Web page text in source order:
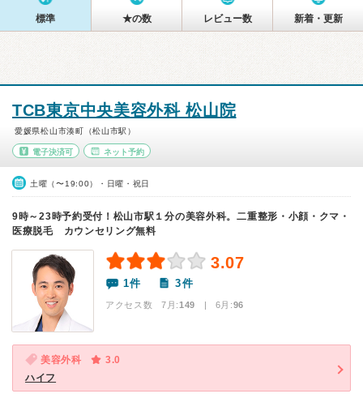
標準 ★の数 レビュー数 新着・更新
TCB東京中央美容外科 松山院
愛媛県松山市湊町（松山市駅）
電子決済可 ネット予約
土曜（〜19:00）・日曜・祝日
9時～23時予約受付！松山市駅１分の美容外科。二重整形・小顔・クマ・
医療脱毛 カウンセリング無料
3.07
1件 3件
アクセス数 7月:149 | 6月:96
美容外科
3.0
ハイフ